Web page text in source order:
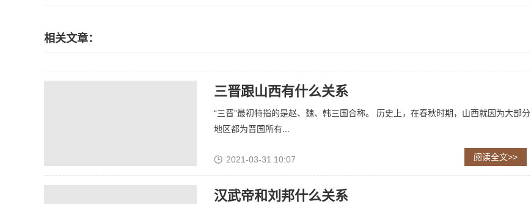
相关文章：
三晋跟山西有什么关系
“三晋”最初特指的是赵、魏、韩三国合称。 历史上，在春秋时期，山西就因为大部分
地区都为晋国所有...
2021-03-31 10:07 阅读全文>>
汉武帝和刘邦什么关系